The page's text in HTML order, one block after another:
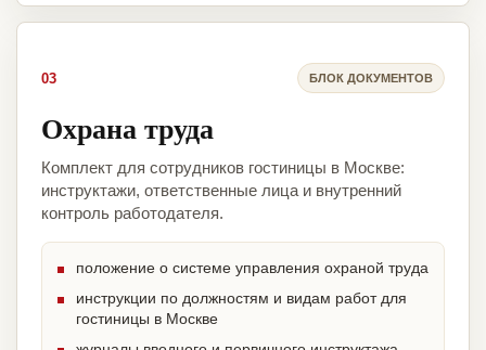
03 БЛОК ДОКУМЕНТОВ
Охрана труда
Комплект для сотрудников гостиницы в Москве:
инструктажи, ответственные лица и внутренний
контроль работодателя.
положение о системе управления охраной труда
инструкции по должностям и видам работ для
гостиницы в Москве